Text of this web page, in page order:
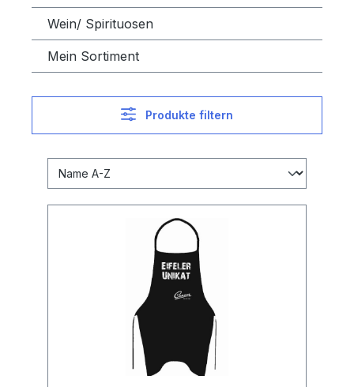
Wein/ Spirituosen
Mein Sortiment
Produkte filtern